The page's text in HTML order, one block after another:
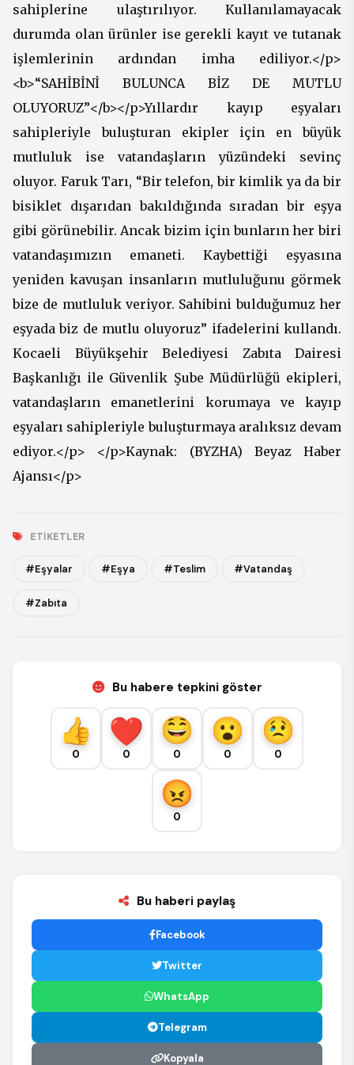
sahiplerine ulaştırılıyor. Kullanılamayacak
durumda olan ürünler ise gerekli kayıt ve tutanak
işlemlerinin ardından imha ediliyor.</p>
<b>“SAHİBİNİ BULUNCA BİZ DE MUTLU
OLUYORUZ”</b></p>Yıllardır kayıp eşyaları
sahipleriyle buluşturan ekipler için en büyük
mutluluk ise vatandaşların yüzündeki sevinç
oluyor. Faruk Tarı, “Bir telefon, bir kimlik ya da bir
bisiklet dışarıdan bakıldığında sıradan bir eşya
gibi görünebilir. Ancak bizim için bunların her biri
vatandaşımızın emaneti. Kaybettiği eşyasına
yeniden kavuşan insanların mutluluğunu görmek
bize de mutluluk veriyor. Sahibini bulduğumuz her
eşyada biz de mutlu oluyoruz” ifadelerini kullandı.
Kocaeli Büyükşehir Belediyesi Zabıta Dairesi
Başkanlığı ile Güvenlik Şube Müdürlüğü ekipleri,
vatandaşların emanetlerini korumaya ve kayıp
eşyaları sahipleriyle buluşturmaya aralıksız devam
ediyor.</p> </p>Kaynak: (BYZHA) Beyaz Haber
Ajansı</p>
ETIKETLER
#Eşyalar #Eşya #Teslim #Vatandaş
#Zabıta
Bu habere tepkini göster
0 0 0 0 0
0
Bu haberi paylaş
Facebook
Twitter
WhatsApp
Telegram
Kopyala